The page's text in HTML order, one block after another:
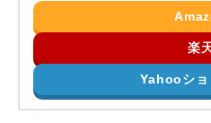
楽
Yahooショ